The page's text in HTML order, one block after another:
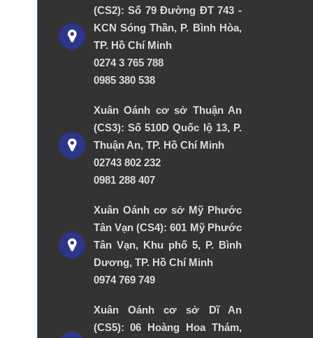
(CS2): Số 79 Đường ĐT 743 -
KCN Sóng Thần, P. Bình Hòa,
TP. Hồ Chí Minh
0274 3 765 788
0985 380 538
Xuân Oánh cơ sở Thuận An
(CS3): Số 510D Quốc lộ 13, P.
Thuận An, TP. Hồ Chí Minh
02743 802 232
0981 288 407
Xuân Oánh cơ sở Mỹ Phước
Tân Vạn (CS4): 601 Mỹ Phước
Tân Vạn, Khu phố 5, P. Bình
Dương, TP. Hồ Chí Minh
0974 769 749
Xuân Oánh cơ sở Dĩ An
(CS5): 06 Hoàng Hoa Thám,